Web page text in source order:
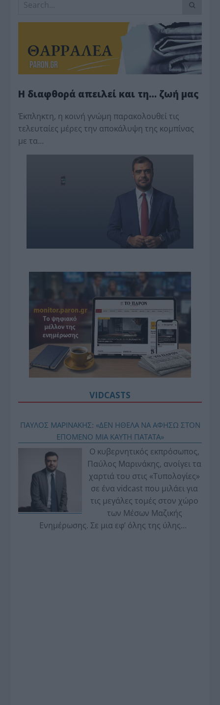
Η διαφθορά απειλεί και τη… ζωή μας
Έκπληκτη, η κοινή γνώμη παρακολουθεί τις
τελευταίες μέρες την αποκάλυψη της κο­μπίνας
με τα…
VIDCASTS
ΠΑΥΛΟΣ ΜΑΡΙΝΑΚΗΣ: «ΔΕΝ ΗΘΕΛΑ ΝΑ ΑΦΗΣΩ ΣΤΟΝ
ΕΠΟΜΕΝΟ ΜΙΑ ΚΑΥΤΗ ΠΑΤΑΤΑ»
Ο κυβερνητικός εκπρόσωπος,
Παύλος Μαρινάκης, ανοίγει τα
χαρτιά του στις «Τυπολογίες»
σε ένα vidcast που μιλάει για
τις μεγάλες τομές στον χώρο
των Μέσων Μαζικής
Ενημέρωσης. Σε μια εφ’ όλης της ύλης